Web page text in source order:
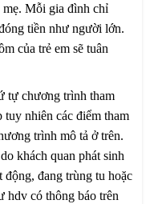
Mỗi gia đình chỉ
tiền như người lớn.
của trẻ em sẽ tuân
tự chương trình tham
tuy nhiên các điểm tham
trình mô tả ở trên.
khách quan phát sinh
đang trùng tu hoặc
hdv có thông báo trên